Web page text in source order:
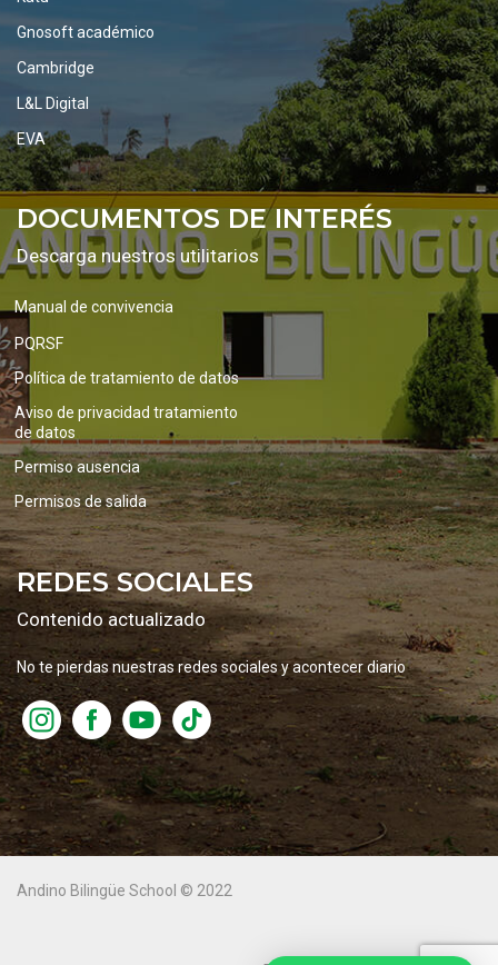
Gnosoft académico
Cambridge
L&L Digital
EVA
DOCUMENTOS DE INTERÉS
Descarga nuestros utilitarios
Manual de convivencia
PQRSF
Política de tratamiento de datos
Aviso de privacidad tratamiento
de datos
Permiso ausencia
Permisos de salida
REDES SOCIALES
Contenido actualizado
No te pierdas nuestras redes sociales y acontecer diario
Andino Bilingüe School © 2022